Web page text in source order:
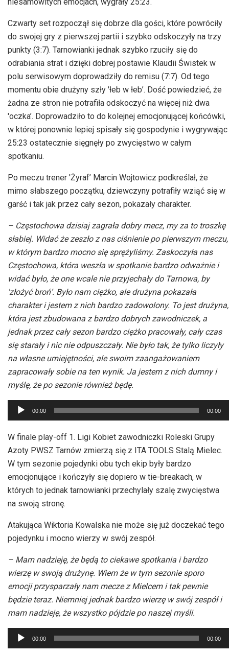
Czwarty set rozpoczął się dobrze dla gości, które powróciły
do swojej gry z pierwszej partii i szybko odskoczyły na trzy
punkty (3:7). Tarnowianki jednak szybko rzuciły się do
odrabiania strat i dzięki dobrej postawie Klaudii Świstek w
polu serwisowym doprowadziły do remisu (7:7). Od tego
momentu obie drużyny szły 'łeb w łeb’. Dość powiedzieć, że
żadna ze stron nie potrafiła odskoczyć na więcej niż dwa
'oczka’. Doprowadziło to do kolejnej emocjonującej końcówki,
w której ponownie lepiej spisały się gospodynie i wygrywając
25:23 ostatecznie sięgnęły po zwycięstwo w całym
spotkaniu.
Po meczu trener 'Żyraf’ Marcin Wojtowicz podkreślał, że
mimo słabszego początku, dziewczyny potrafiły wziąć się w
garść i tak jak przez cały sezon, pokazały charakter.
– Częstochowa dzisiaj zagrała dobry mecz, my za to troszkę
słabiej. Widać że zeszło z nas ciśnienie po pierwszym meczu,
w którym bardzo mocno się sprężyliśmy. Zaskoczyła nas
Częstochowa, która weszła w spotkanie bardzo odważnie i
widać było, że one wcale nie przyjechały do Tarnowa, by
'złożyć broń’. Było nam ciężko, ale drużyna pokazała
charakter i jestem z nich bardzo zadowolony. To jest drużyna,
która jest zbudowana z bardzo dobrych zawodniczek, a
jednak przez cały sezon bardzo ciężko pracowały, cały czas
się starały i nic nie odpuszczały. Nie było tak, że tylko liczyły
na własne umiejętności, ale swoim zaangażowaniem
zapracowały sobie na ten wynik. Ja jestem z nich dumny i
myślę, że po sezonie również będę.
Odtwarzacz
plików
dźwiękowych
00:00 00:00
W finale play-off 1. Ligi Kobiet zawodniczki Roleski Grupy
Azoty PWSZ Tarnów zmierzą się z ITA TOOLS Stalą Mielec.
W tym sezonie pojedynki obu tych ekip były bardzo
emocjonujące i kończyły się dopiero w tie-breakach, w
których to jednak tarnowianki przechylały szalę zwycięstwa
na swoją stronę.
Atakująca Wiktoria Kowalska nie może się już doczekać tego
pojedynku i mocno wierzy w swój zespół.
– Mam nadzieję, że będą to ciekawe spotkania i bardzo
wierzę w swoją drużynę. Wiem że w tym sezonie sporo
emocji przysparzały nam mecze z Mielcem i tak pewnie
będzie teraz. Niemniej jednak bardzo wierzę w swój zespół i
mam nadzieję, że wszystko pójdzie po naszej myśli.
Odtwarzacz
plików
00:00 00:00